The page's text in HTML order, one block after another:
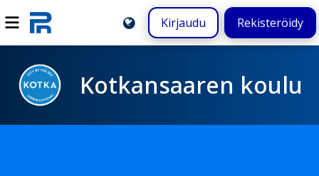
Kirjaudu Rekisteröidy
Kotkansaaren koulu